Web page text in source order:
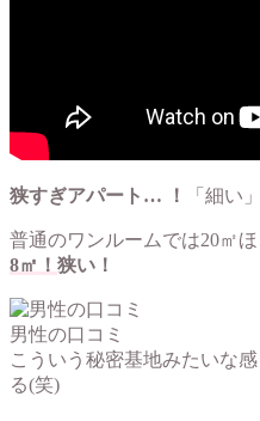
狭すぎアパート… ！ 「細い
普通のワンルームでは20㎡ほ
8㎡！ 狭い！
男性の口コミ
こういう秘密基地みたいな
る(笑)